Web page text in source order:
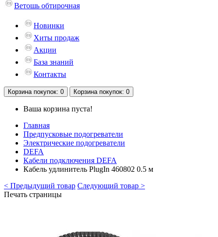
Ветошь обтирочная
Новинки
Хиты продаж
Акции
База знаний
Контакты
Корзина покупок: 0 Корзина покупок: 0
Ваша корзина пуста!
Главная
Предпусковые подогреватели
Электрические подогреватели
DEFA
Кабели подключения DEFA
Кабель удлинитель PlugIn 460802 0.5 м
< Предыдущий товар Следующий товар >
Печать страницы